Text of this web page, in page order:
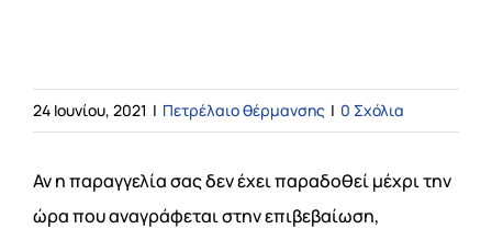
Υπηρεσίες
Online Υπηρεσίες
24 Ιουνίου, 2021 | Πετρέλαιο θέρμανσης | 0 Σχόλια
Αν η παραγγελία σας δεν έχει παραδοθεί μέχρι την
ώρα που αναγράφεται στην επιβεβαίωση,